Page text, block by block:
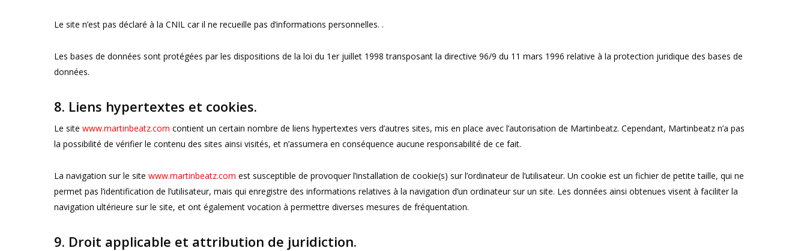
Le site n’est pas déclaré à la CNIL car il ne recueille pas d’informations personnelles. .
Les bases de données sont protégées par les dispositions de la loi du 1er juillet 1998 transposant la directive 96/9 du 11 mars 1996 relative à la protection juridique des bases de
données.
8. Liens hypertextes et cookies.
Le site www.martinbeatz.com contient un certain nombre de liens hypertextes vers d’autres sites, mis en place avec l’autorisation de Martinbeatz. Cependant, Martinbeatz n’a pas
la possibilité de vérifier le contenu des sites ainsi visités, et n’assumera en conséquence aucune responsabilité de ce fait.
La navigation sur le site www.martinbeatz.com est susceptible de provoquer l’installation de cookie(s) sur l’ordinateur de l’utilisateur. Un cookie est un fichier de petite taille, qui ne
permet pas l’identification de l’utilisateur, mais qui enregistre des informations relatives à la navigation d’un ordinateur sur un site. Les données ainsi obtenues visent à faciliter la
navigation ultérieure sur le site, et ont également vocation à permettre diverses mesures de fréquentation.
9. Droit applicable et attribution de juridiction.